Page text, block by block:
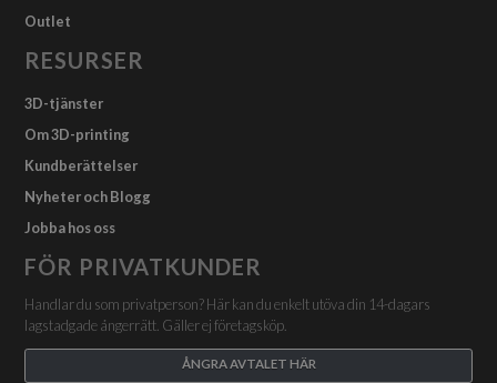
Outlet
RESURSER
3D-tjänster
Om 3D-printing
Kundberättelser
Nyheter och Blogg
Jobba hos oss
FÖR PRIVATKUNDER
Handlar du som privatperson? Här kan du enkelt utöva din 14-dagars
lagstadgade ångerrätt. Gäller ej företagsköp.
ÅNGRA AVTALET HÄR